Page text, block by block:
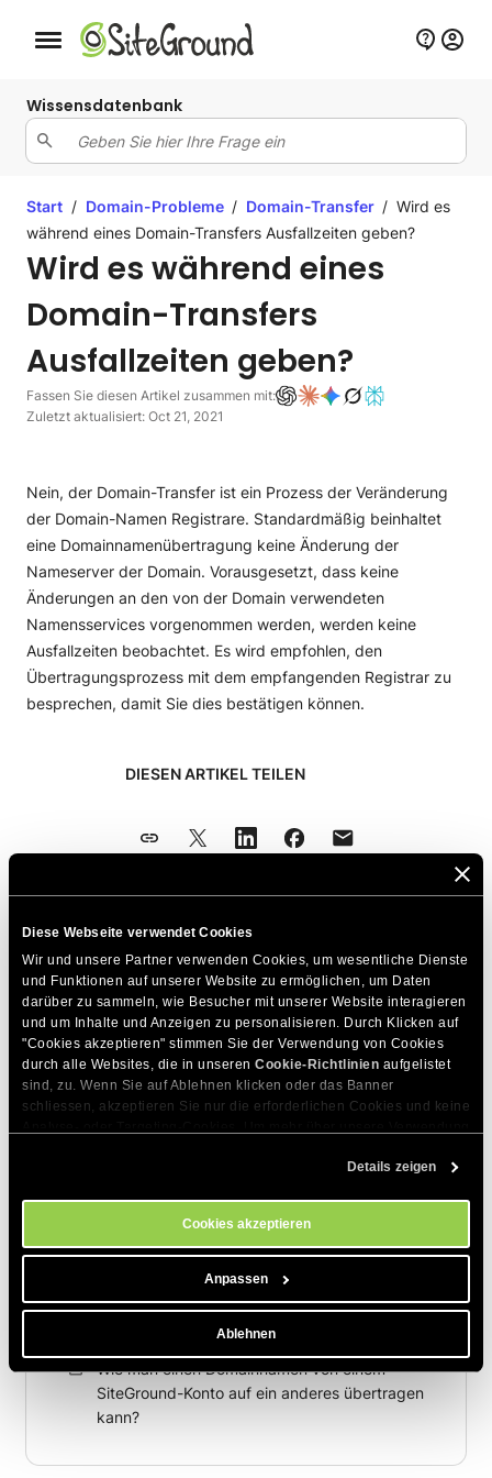
Diese Webseite verwendet Cookies
Wir und unsere Partner verwenden Cookies, um wesentliche Dienste
und Funktionen auf unserer Website zu ermöglichen, um Daten
darüber zu sammeln, wie Besucher mit unserer Website interagieren
und um Inhalte und Anzeigen zu personalisieren. Durch Klicken auf
"Cookies akzeptieren" stimmen Sie der Verwendung von Cookies
durch alle Websites, die in unseren Cookie-Richtlinien aufgelistet
sind, zu. Wenn Sie auf Ablehnen klicken oder das Banner
schliessen, akzeptieren Sie nur die erforderlichen Cookies und keine
. Sie können Ihre Cookie-Einstellungen jederzeit im
Details zeigen
Cookies akzeptieren
Anpassen
Ablehnen
Schaltfläche Mobile Navigation
Wissensdatenbank
Start / Domain-Probleme / Domain-Transfer / Wird es
während eines Domain-Transfers Ausfallzeiten geben?
Wird es während eines
Domain-Transfers
Ausfallzeiten geben?
Fassen Sie diesen Artikel zusammen mit:
Zuletzt aktualisiert: Oct 21, 2021
Nein, der Domain-Transfer ist ein Prozess der Veränderung
der Domain-Namen Registrare. Standardmäßig beinhaltet
eine Domainnamenübertragung keine Änderung der
Nameserver der Domain. Vorausgesetzt, dass keine
Änderungen an den von der Domain verwendeten
Namensservices vorgenommen werden, werden keine
Ausfallzeiten beobachtet. Es wird empfohlen, den
Übertragungsprozess mit dem empfangenden Registrar zu
besprechen, damit Sie dies bestätigen können.
DIESEN ARTIKEL TEILEN
Wie schalte ich die automatische Domain-
Erneuerung ein/aus?
Wie kann ich den Domain-Transfer neu
starten, wenn er aufgrund eines falschen EPP-
Codes gescheitert ist?
Ich erhalte die Fehlermeldung 'Sie haben einen
ungültigen EPP-Code eingegeben', wenn ich
versuche, meine Domain zu SiteGround zu
Wie man einen Domainnamen von einem
SiteGround-Konto auf ein anderes übertragen
kann?